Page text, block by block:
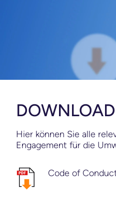
Hier können Sie alle
Engagement für die
Code of